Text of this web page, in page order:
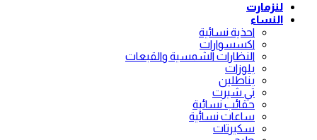
لنزمارت
النساء
احذية نسائية
اكسسوارات
النظارات الشمسية والقبعات
بلوزات
بناطلين
تي شيرت
حقائب نسائية
ساعات نسائية
سكيرتات